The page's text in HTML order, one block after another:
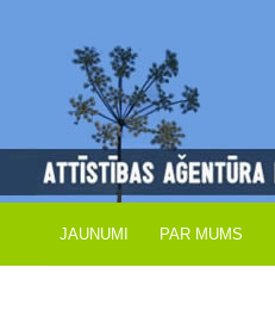
JAUNUMI PAR MUMS